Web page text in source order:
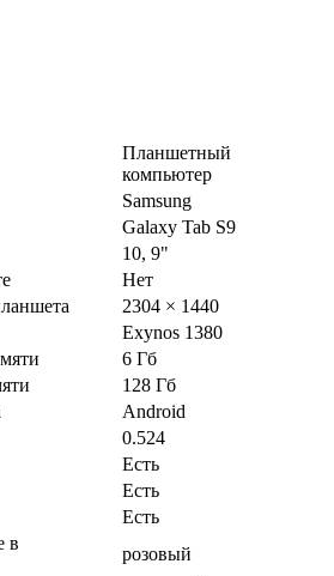
Планшетный
компьютер
Samsung
Galaxy Tab S9
10, 9"
Нет
2304 × 1440
Exynos 1380
6 Гб
128 Гб
Android
0.524
Есть
Есть
Есть
в
розовый